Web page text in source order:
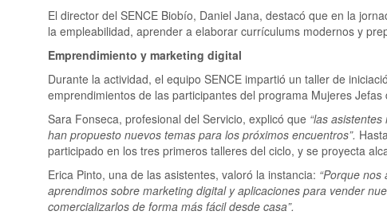
El director del SENCE Biobío, Daniel Jana, destacó que en la
la empleabilidad, aprender a elaborar currículums modernos y
Emprendimiento y marketing digital
Durante la actividad, el equipo SENCE impartió un taller de
emprendimientos de las participantes del programa Mujeres
Sara Fonseca, profesional del Servicio, explicó que “las
han propuesto nuevos temas para los próximos encuentros”.
participado en los tres primeros talleres del ciclo, y se proyecta
Erica Pinto, una de las asistentes, valoró la instancia: “Porque
aprendimos sobre marketing digital y aplicaciones para vender
comercializarlos de forma más fácil desde casa”.